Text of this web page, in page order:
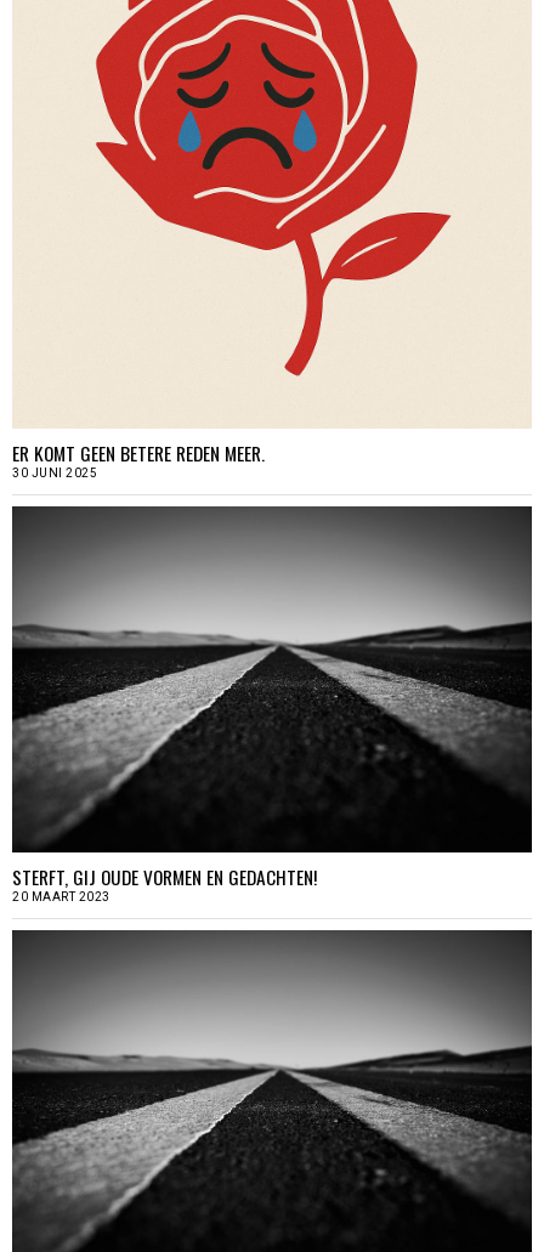
ER KOMT GEEN BETERE REDEN MEER.
30 JUNI 2025
STERFT, GIJ OUDE VORMEN EN GEDACHTEN!
20 MAART 2023